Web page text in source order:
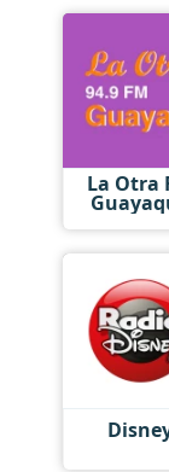
La Otra